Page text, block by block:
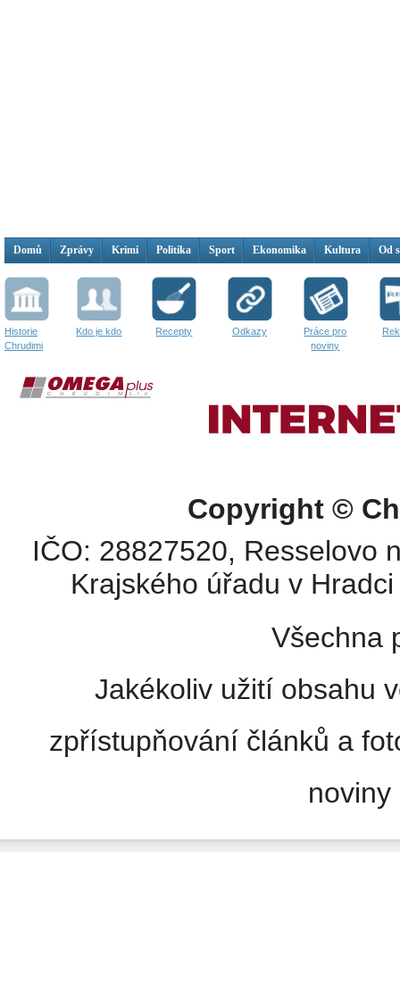
Domů Zprávy Krimi Politika Sport Ekonomika Kultura Od
Historie
Chrudimi
Kdo je kdo Recepty Odkazy
Práce pro
noviny
Copyright ©
IČO: 28827520, Resselovo
Krajského úřadu v
Všechna
Jakékoliv užití obsahu
zpřístupňování článků a